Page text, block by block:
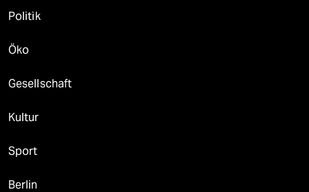
Politik
Öko
Gesellschaft
Kultur
Sport
Berlin